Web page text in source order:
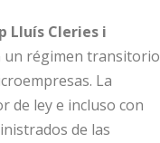
Lluís Cleries i
un régimen transitorio
La
de ley e incluso con
de las